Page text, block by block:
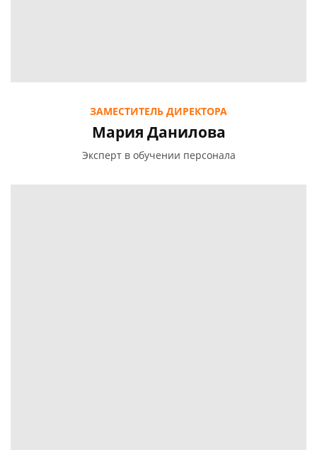
ЗАМЕСТИТЕЛЬ ДИРЕКТОРА
Мария Данилова
Эксперт в обучении персонала